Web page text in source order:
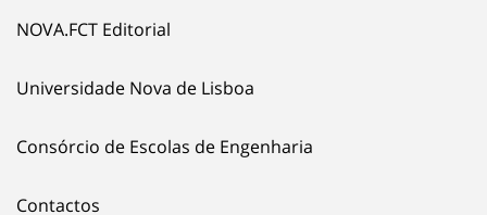
NOVA.FCT Editorial
Universidade Nova de Lisboa
Consórcio de Escolas de Engenharia
Contactos